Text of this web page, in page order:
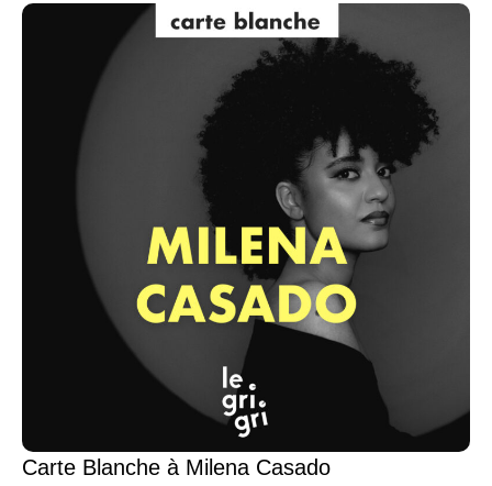
Carte Blanche à Milena Casado